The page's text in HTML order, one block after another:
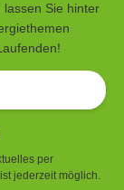
Sie hinter
per
jederzeit möglich.